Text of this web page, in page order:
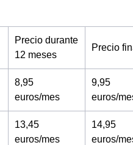
Precio durante
12 meses
Precio
8,95
euros/mes
9,95
euros/
13,45
euros/mes
14,95
euros/